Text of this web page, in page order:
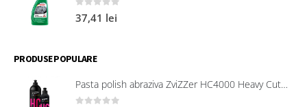
out of 5
37,41 lei
PRODUSE POPULARE
Pasta polish abraziva ZviZZer HC4000 Heavy Cut 750 ml